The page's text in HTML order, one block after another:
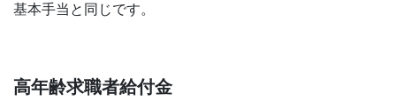
基本手当と同じです。
高年齢求職者給付金